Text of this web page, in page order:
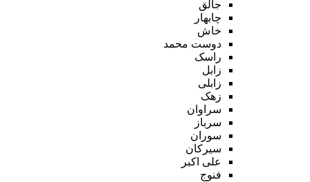
جالق
چابهار
خاش
دوست محمد
راسک
زابل
زابلی
زهک
سراوان
سرباز
سوران
سیرکان
علی اکبر
فنوج